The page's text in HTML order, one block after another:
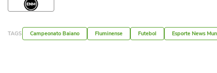
TAGS Campeonato Baiano Fluminense Futebol Esporte News